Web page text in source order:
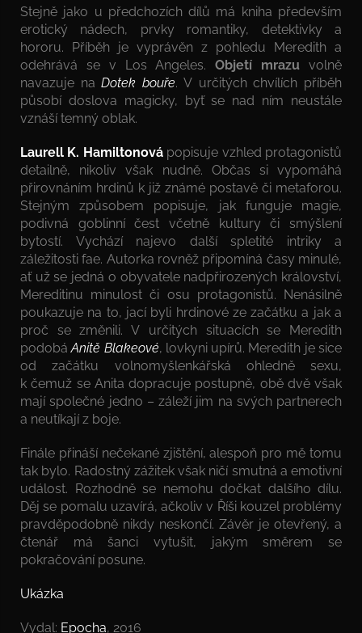
Stejně jako u předchozích dílů má kniha především
erotický nádech, prvky romantiky, detektivky a
hororu. Příběh je vyprávěn z pohledu Meredith a
odehrává se v Los Angeles.Objetí mrazu volně
navazuje naDotek bouře. V určitých chvílích příběh
působí doslova magicky, byť se nad ním neustále
vznáší temný oblak.
Laurell K. Hamiltonovápopisuje vzhled protagonistů
detailně, nikoliv však nudně. Občas si vypomáhá
přirovnáním hrdinů k již známé postavě či metaforou.
Stejným způsobem popisuje, jak funguje magie,
podivná goblinní čest včetně kultury či smýšlení
bytostí. Vychází najevo další spletité intriky a
záležitosti fae. Autorka rovněž připomíná časy minulé,
ať už se jedná o obyvatele nadpřirozených království,
Mereditinu minulost či osu protagonistů. Nenásilně
poukazuje na to, jací byli hrdinové ze začátku a jak a
proč se změnili. V určitých situacích se Meredith
podobáAnitě Blakeové, lovkyni upírů. Meredith je sice
od začátku volnomyšlenkářská ohledně sexu,
k čemuž se Anita dopracuje postupně, obě dvě však
mají společné jedno – záleží jim na svých partnerech
a neutíkají z boje.
Finále přináší nečekané zjištění, alespoň pro mě tomu
tak bylo. Radostný zážitek však ničí smutná a emotivní
událost. Rozhodně se nemohu dočkat dalšího dílu.
Děj se pomalu uzavírá, ačkoliv v Říši kouzel problémy
pravděpodobně nikdy neskončí. Závěr je otevřený, a
čtenář má šanci vytušit, jakým směrem se
pokračování posune.
Ukázka
Vydal: Epocha, 2016